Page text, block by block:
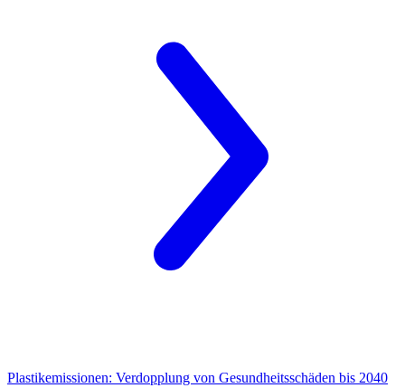
Plastikemissionen: Verdopplung von Gesundheitsschäden bis 2040